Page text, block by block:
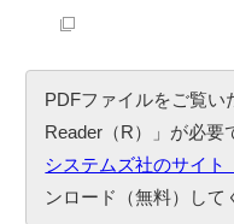
PDFファイルをご覧い
Reader（R）」が必要
システムズ社のサイト
ンロード（無料）して